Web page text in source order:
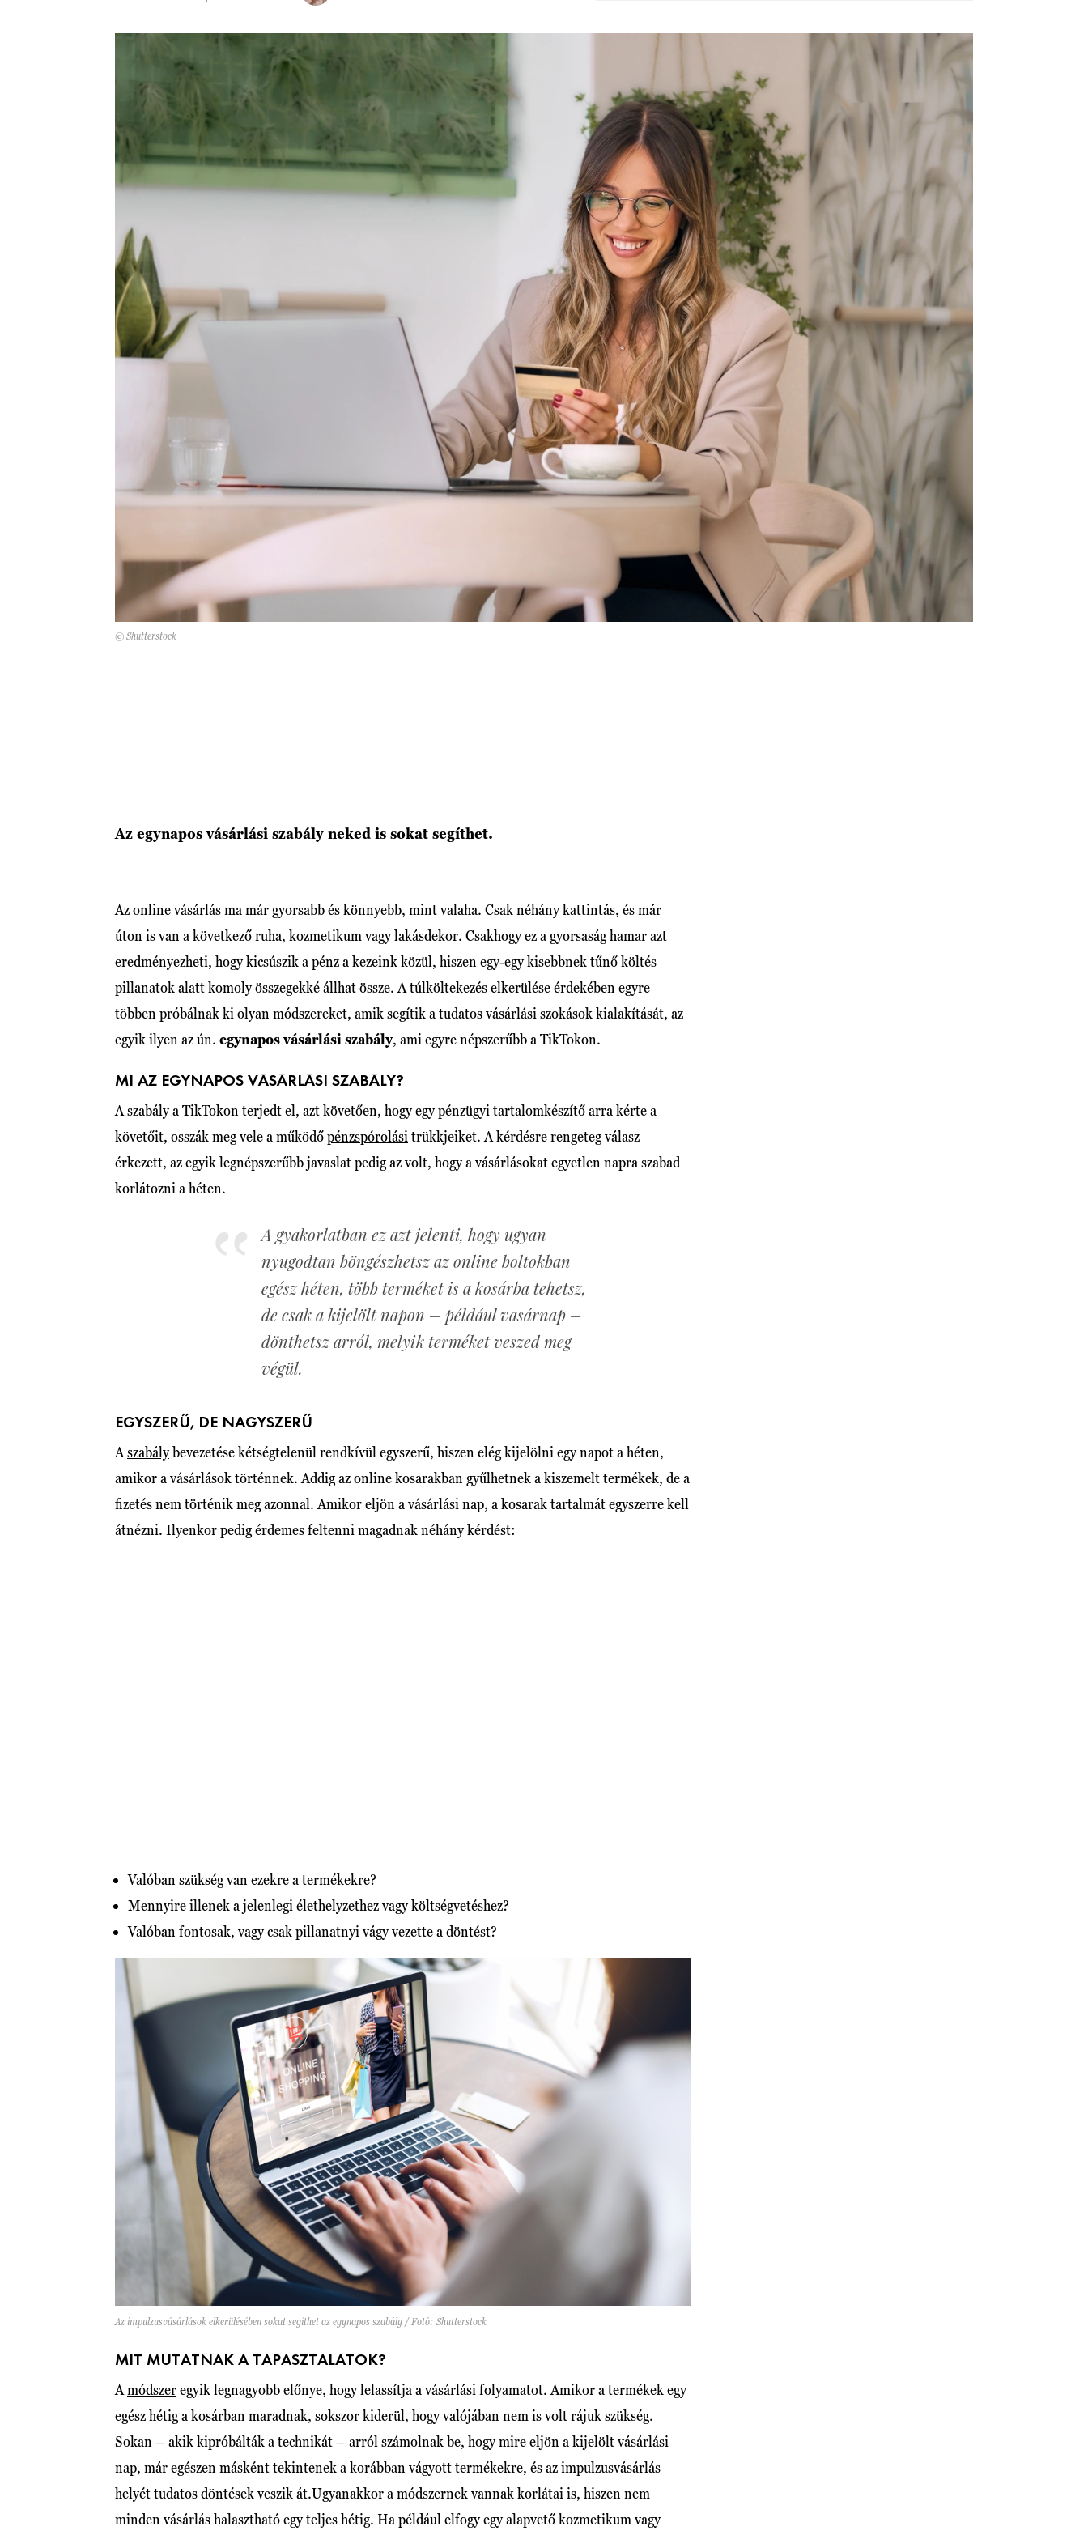
© Shutterstock
Az egynapos vásárlási szabály neked is sokat segíthet.
Az online vásárlás ma már gyorsabb és könnyebb, mint valaha. Csak néhány kattintás, és már
úton is van a következő ruha, kozmetikum vagy lakásdekor. Csakhogy ez a gyorsaság hamar azt
eredményezheti, hogy kicsúszik a pénz a kezeink közül, hiszen egy-egy kisebbnek tűnő költés
pillanatok alatt komoly összegekké állhat össze. A túlköltekezés elkerülése érdekében egyre
többen próbálnak ki olyan módszereket, amik segítik a tudatos vásárlási szokások kialakítását, az
egyik ilyen az ún. egynapos vásárlási szabály, ami egyre népszerűbb a TikTokon.
MI AZ EGYNAPOS VÁSÁRLÁSI SZABÁLY?
A szabály a TikTokon terjedt el, azt követően, hogy egy pénzügyi tartalomkészítő arra kérte a
követőit, osszák meg vele a működőpénzspórolási trükkjeiket. A kérdésre rengeteg válasz
érkezett, az egyik legnépszerűbb javaslat pedig az volt, hogy a vásárlásokat egyetlen napra szabad
korlátozni a héten.
A gyakorlatban ez azt jelenti, hogy ugyan
nyugodtan böngészhetsz az online boltokban
egész héten, több terméket is a kosárba tehetsz,
de csak a kijelölt napon – például vasárnap –
dönthetsz arról, melyik terméket veszed meg
végül.
EGYSZERŰ, DE NAGYSZERŰ
Aszabálybevezetése kétségtelenül rendkívül egyszerű, hiszen elég kijelölni egy napot a héten,
amikor a vásárlások történnek. Addig az online kosarakban gyűlhetnek a kiszemelt termékek, de a
fizetés nem történik meg azonnal. Amikor eljön a vásárlási nap, a kosarak tartalmát egyszerre kell
átnézni. Ilyenkor pedig érdemes feltenni magadnak néhány kérdést:
Valóban szükség van ezekre a termékekre?
Mennyire illenek a jelenlegi élethelyzethez vagy költségvetéshez?
Valóban fontosak, vagy csak pillanatnyi vágy vezette a döntést?
Az impulzusvásárlások elkerülésében sokat segíthet az egynapos szabály / Fotó: Shutterstock
MIT MUTATNAK A TAPASZTALATOK?
Amódszeregyik legnagyobb előnye, hogy lelassítja a vásárlási folyamatot. Amikor a termékek egy
egész hétig a kosárban maradnak, sokszor kiderül, hogy valójában nem is volt rájuk szükség.
Sokan – akik kipróbálták a technikát – arról számolnak be, hogy mire eljön a kijelölt vásárlási
nap, már egészen másként tekintenek a korábban vágyott termékekre, és az impulzusvásárlás
helyét tudatos döntések veszik át.Ugyanakkor a módszernek vannak korlátai is, hiszen nem
minden vásárlás halasztható egy teljes hétig. Ha például elfogy egy alapvető kozmetikum vagy